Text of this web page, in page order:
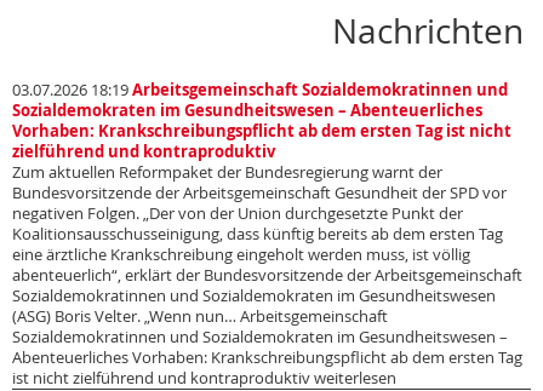
Nachrichten
03.07.2026 18:19Arbeitsgemeinschaft Sozialdemokratinnen und
Sozialdemokraten im Gesundheitswesen – Abenteuerliches
Vorhaben: Krankschreibungspflicht ab dem ersten Tag ist nicht
zielführend und kontraproduktiv
Zum aktuellen Reformpaket der Bundesregierung warnt der
Bundesvorsitzende der Arbeitsgemeinschaft Gesundheit der SPD vor
negativen Folgen. „Der von der Union durchgesetzte Punkt der
Koalitionsausschusseinigung, dass künftig bereits ab dem ersten Tag
eine ärztliche Krankschreibung eingeholt werden muss, ist völlig
abenteuerlich“, erklärt der Bundesvorsitzende der Arbeitsgemeinschaft
Sozialdemokratinnen und Sozialdemokraten im Gesundheitswesen
(ASG) Boris Velter. „Wenn nun… Arbeitsgemeinschaft
Sozialdemokratinnen und Sozialdemokraten im Gesundheitswesen –
Abenteuerliches Vorhaben: Krankschreibungspflicht ab dem ersten Tag
ist nicht zielführend und kontraproduktiv weiterlesen